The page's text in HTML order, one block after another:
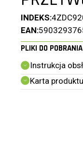
INDEKS:
EAN:
PLIKI DO POBRANIA
Instrukcja
Karta